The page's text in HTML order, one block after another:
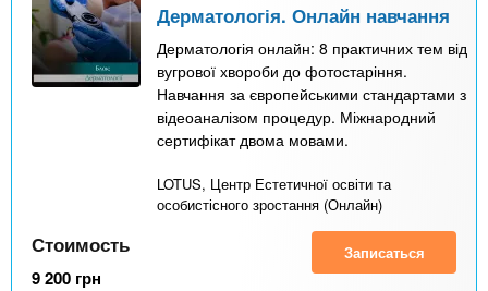
Дерматологія. Онлайн навчання
Дерматологія онлайн: 8 практичних тем від
вугрової хвороби до фотостаріння.
Навчання за європейськими стандартами з
відеоаналізом процедур. Міжнародний
сертифікат двома мовами.
LOTUS, Центр Естетичної освіти та
особистісного зростання (Онлайн)
Стоимость
9 200 грн
Записаться